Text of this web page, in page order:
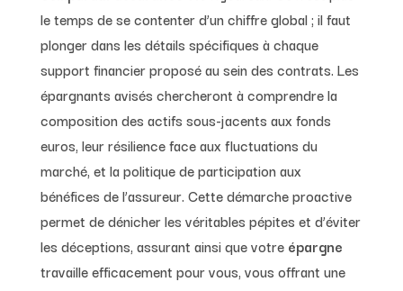
le temps de se contenter d’un chiffre global ; il faut
plonger dans les détails spécifiques à chaque
support financier proposé au sein des contrats. Les
épargnants avisés chercheront à comprendre la
composition des actifs sous-jacents aux fonds
euros, leur résilience face aux fluctuations du
marché, et la politique de participation aux
bénéfices de l’assureur. Cette démarche proactive
permet de dénicher les véritables pépites et d’éviter
les déceptions, assurant ainsi que votre épargne
travaille efficacement pour vous, vous offrant une